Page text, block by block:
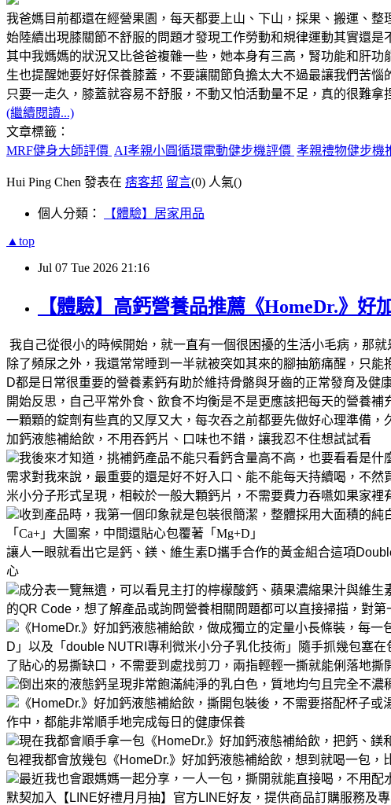
我爸媽目前都還在經營果園，每天都要上山、下山，採果、搬運、
始陸續出現膝關節不舒服的問題才發現工作勞動和規律運動其實還是
其中我媽媽的狀況又比爸爸複雜一些，她本身有三高，腎功能和肝
生也提醒她要好好保養膝蓋，不要讓關節負擔太大不過最讓我們苦
只要一走久，膝蓋就容易不舒服，不動又怕活動量不足，真的很難拿
(繼續閱讀...)
文章標籤：
MRF健身大師評價 AI孝親小圓循環電動健步機評價 孝親禮物健步機
Hui Ping Chen 發表在 痞客邦 留言(0) 人氣()
個人分類： 【體驗】居家用品
▲top
Jul 07 Tue 2026 21:16
【體驗】高鈣營養品推薦《HomeDr.》
我自己從很小的時候開始，就一直有一個很困擾的生活小毛病，那就
除了頻尿之外，我還常常睡到一半就被突如其來的腳抽筋痛醒，只
D都是日常很重要的營養素鈣有助於維持骨骼與牙齒的正常發育及健
開始反思，自己平常外食、飲食不均衡是不是更應該把每天的營養補
一顆顆的錠劑 有些真的又厚又大，每次吞之前都要先做好心理準備，
加鈣液態補給飲，不用吞鈣片、口味也不錯，讓我忍不住想試試看
我後來才知道，挑補鈣產品不能只看鈣含量高不高，也要看看是
需求對我來說，最重要的還是好不好入口、能不能每天持續喝，不然
米小分子形式呈現，相較於一般大顆鈣片，不需要費力吞嚥如果家裡
收到產品時，我第一個印象就是包裝很簡潔，整體採用大面積的純
「Ca+」大圖案，中間還貼心包覆著「Mg+D」
讓人一眼就看出它是鈣、鎂、維生素D攜手合作的黃金組合這項
心
成分表一覽無遺，可以看見主打的檸檬酸鈣、蘋果濃縮果汁與維生
的QR Code，想了解產品或詢問營養相關問題都可以直接掃描，對第
《HomeDr.》好加鈣液態補給飲，做成獨立的定量小長條裝，每一
D」 以及「double NUTRI專利微米小分子乳化技術」 隨手抓幾包塞
了貼心的易撕缺口，不需要到處找剪刀，兩指輕輕一撕就能俐落地撕
倒出來的液態鈣呈現非常飽滿純淨的乳白色，質地均勻且完全不
《HomeDr.》好加鈣液態補給飲，撕開包裝後，不需要搭配杯子或
作中，都能非常順手地完成每日的健康保養
現在我都會順手拿一包《HomeDr.》好加鈣液態補給飲，把鈣、鎂
包裡我都會放幾包《HomeDr.》好加鈣液態補給飲，想到就喝一包，
最近我也會跟媽媽一起分享，一人一包，撕開就能直接喝，不用配
默契加入【LINE好禮月月抽】官方LINE好友，提供商品訂購服務及